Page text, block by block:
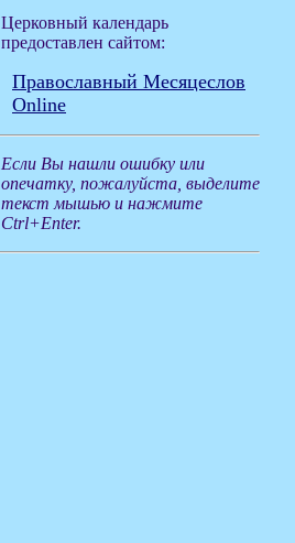
Церковный календарь
предоставлен сайтом:
Православный Месяцеслов
Online
Если Вы нашли ошибку или
опечатку, пожалуйста, выделите
текст мышью и нажмите
Ctrl+Enter.